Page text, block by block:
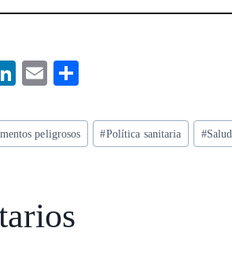
Li
ke
dI
E
ai
l
re
peligrosos #Política sanitaria #